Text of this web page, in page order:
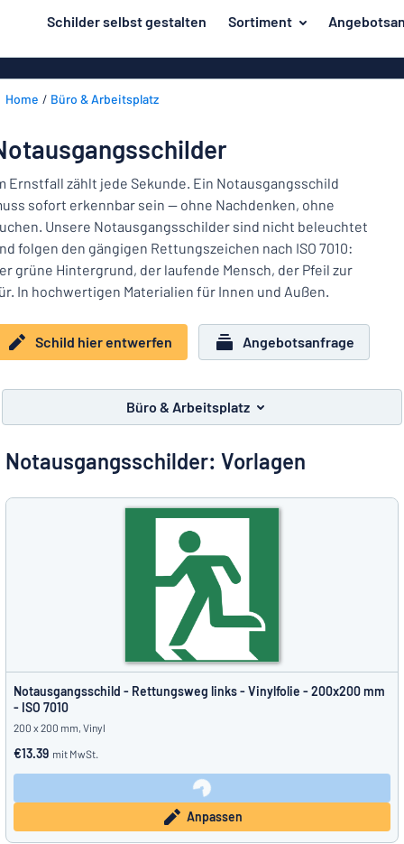
springen
Schilder selbst gestalten Sortiment
Herstellung
Kennzeichnung
Namensschilder
Aufkleber
Verkehr und Fahrzeuge
Industrie und Fertigung
Büro & Arbeitsplatz
Alle Kategorien anzeigen
Holzschilder
Aufkleber
Roll-Up
Plakate
Das Gesuchte nicht gefunden? Schild hier entwerfen
Unsere
Bestseller
Material
Herstellung
Haus
und
Kennzeichnung
Alle Kategorien anzeigen
Angebotsanfrage
Einloggen
zum
entwerfen
Home Büro & Arbeitsplatz
Ernstfall zählt jede Sekunde. Ein Notausgangsschild
sofort erkennbar sein — ohne Nachdenken, ohne
Unsere Notausgangsschilder sind nicht beleuchtet
folgen den gängigen Rettungszeichen nach ISO 7010:
grüne Hintergrund, der laufende Mensch, der Pfeil zur
In hochwertigen Materialien für Innen und Außen.
Schild hier entwerfen Angebotsanfrage
Büro & Arbeitsplatz
Notausgangsschilder: Vorlagen
Notausgangsschild - Rettungsweg links - Vinylfolie - 200x200 mm
- ISO 7010
200 x 200 mm, Vinyl
€13.39 mit MwSt.
Anpassen